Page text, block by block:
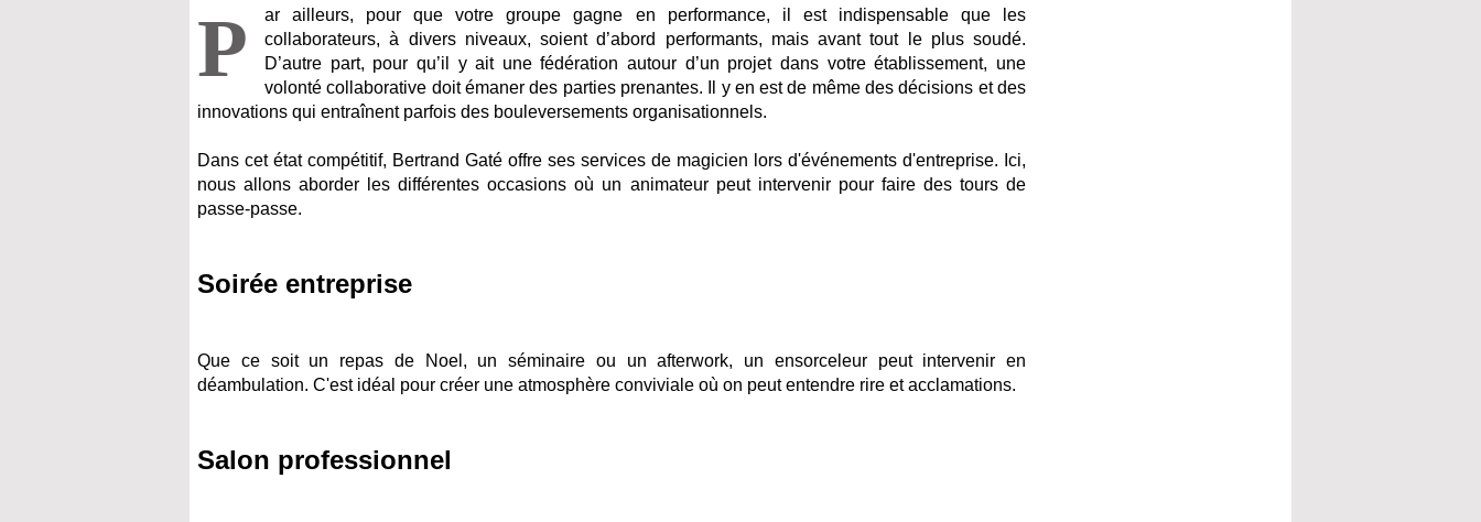
P
ar ailleurs, pour que votre groupe gagne en performance, il est indispensable que les
collaborateurs, à divers niveaux, soient d’abord performants, mais avant tout le plus soudé.
D’autre part, pour qu’il y ait une fédération autour d’un projet dans votre établissement, une
volonté collaborative doit émaner des parties prenantes. Il y en est de même des décisions et des
innovations qui entraînent parfois des bouleversements organisationnels.
Dans cet état compétitif, Bertrand Gaté offre ses services de magicien lors d'événements d'entreprise. Ici,
nous allons aborder les différentes occasions où un animateur peut intervenir pour faire des tours de
passe-passe.
Soirée entreprise
Que ce soit un repas de Noel, un séminaire ou un afterwork, un ensorceleur peut intervenir en
déambulation. C'est idéal pour créer une atmosphère conviviale où on peut entendre rire et acclamations.
Salon professionnel